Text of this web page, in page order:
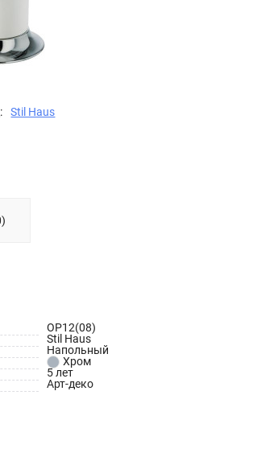
Stil Haus
OP12(08)
Stil Haus
Напольный
Хром
5 лет
Арт-деко